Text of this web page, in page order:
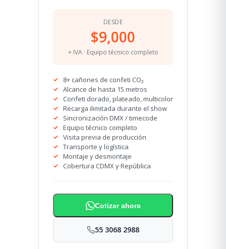
DESDE
$9,000
+ IVA · Equipo técnico completo
8+ cañones de confeti CO₂
Alcance de hasta 15 metros
Confeti dorado, plateado, multicolor
Recarga ilimitada durante el show
Sincronización DMX / timecode
Equipo técnico completo
Visita previa de producción
Transporte y logística
Montaje y desmontaje
Cobertura CDMX y República
Cotizar ahora
55 3068 2988